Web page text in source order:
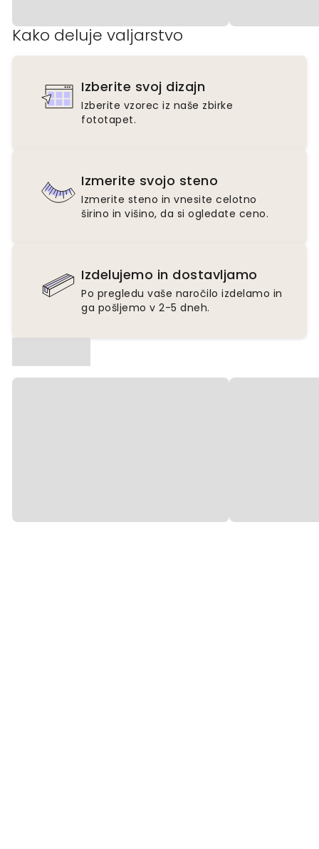
Kako deluje valjarstvo
Izberite svoj dizajn
Izberite vzorec iz naše zbirke
fototapet.
Izmerite svojo steno
Izmerite steno in vnesite celotno
širino in višino, da si ogledate ceno.
Izdelujemo in dostavljamo
Po pregledu vaše naročilo izdelamo in
ga pošljemo v 2-5 dneh.